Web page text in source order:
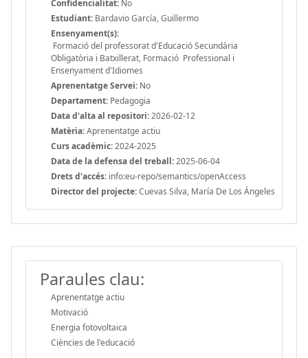
Confidencialitat: No
Estudiant: Bardavio García, Guillermo
Ensenyament(s):
Formació del professorat d'Educació Secundària
Obligatòria i Batxillerat, Formació Professional i
Ensenyament d'Idiomes
Aprenentatge Servei: No
Departament: Pedagogia
Data d'alta al repositori:2026-02-12
Matèria:Aprenentatge actiu
Curs acadèmic:2024-2025
Data de la defensa del treball:2025-06-04
Drets d'accés: info:eu-repo/semantics/openAccess
Director del projecte:Cuevas Silva, María De Los Ángeles
Paraules clau:
Aprenentatge actiu
Motivació
Energia fotovoltaica
Ciències de l'educació